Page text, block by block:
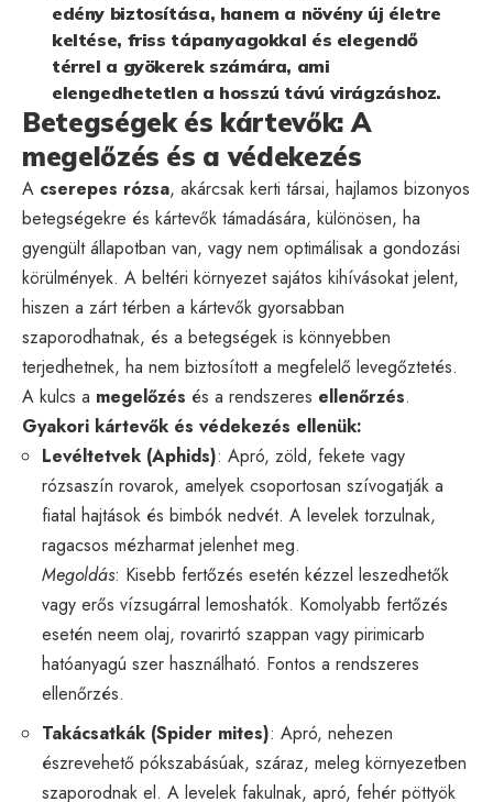
edény biztosítása, hanem a növény új életre
keltése, friss tápanyagokkal és elegendő
térrel a gyökerek számára, ami
elengedhetetlen a hosszú távú virágzáshoz.
Betegségek és kártevők: A
megelőzés és a védekezés
A cserepes rózsa, akárcsak kerti társai, hajlamos bizonyos
betegségekre és kártevők támadására, különösen, ha
gyengült állapotban van, vagy nem optimálisak a gondozási
körülmények. A beltéri környezet sajátos kihívásokat jelent,
hiszen a zárt térben a kártevők gyorsabban
szaporodhatnak, és a betegségek is könnyebben
terjedhetnek, ha nem biztosított a megfelelő levegőztetés.
A kulcs a megelőzés és a rendszeres ellenőrzés.
Gyakori kártevők és védekezés ellenük:
Levéltetvek (Aphids): Apró, zöld, fekete vagy
rózsaszín rovarok, amelyek csoportosan szívogatják a
fiatal hajtások és bimbók nedvét. A levelek torzulnak,
ragacsos mézharmat jelenhet meg.
Megoldás: Kisebb fertőzés esetén kézzel leszedhetők
vagy erős vízsugárral lemoshatók. Komolyabb fertőzés
esetén neem olaj, rovarirtó szappan vagy pirimicarb
hatóanyagú szer használható. Fontos a rendszeres
ellenőrzés.
Takácsatkák (Spider mites): Apró, nehezen
észrevehető pókszabásúak, száraz, meleg környezetben
szaporodnak el. A levelek fakulnak, apró, fehér pöttyök